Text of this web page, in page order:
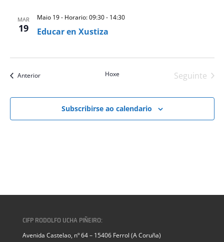
MAR
19 Educar en Xustiza
Maio 19 - Horario: 09:30- 14:30
Anterioreventos Hoxe
Seguinte
Subscribirse ao calendario
CIFP RODOLFO UCHA PIÑEIRO:
Avenida Castelao, nº 64 – 15406 Ferrol (A Coruña)